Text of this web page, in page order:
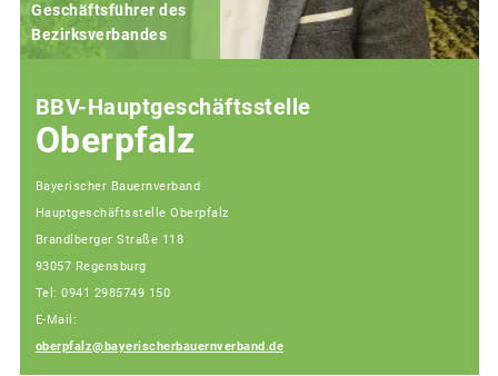
Geschäftsführer des
Bezirksverbandes
BBV-Hauptgeschäftsstelle
Oberpfalz
Bayerischer Bauernverband
Hauptgeschäftsstelle Oberpfalz
Brandlberger Straße 118
93057 Regensburg
Tel: 0941 2985749 150
E-Mail:
oberpfalz@bayerischerbauernverband.de